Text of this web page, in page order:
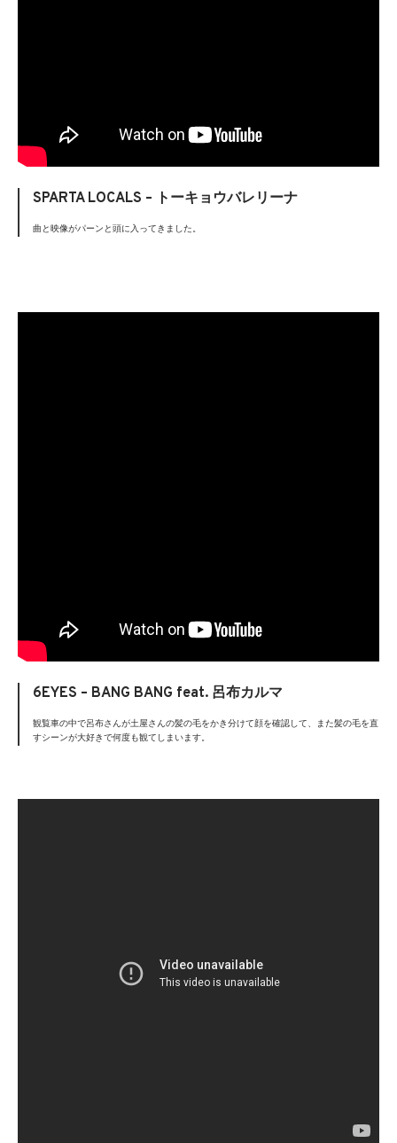
SPARTA LOCALS – トーキョウバレリーナ
曲と映像がパーンと頭に入ってきました。
6EYES – BANG BANG feat. 呂布カルマ
観覧車の中で呂布さんが土屋さんの髪の毛をかき分けて顔を確認して、また髪の毛を直
すシーンが大好きで何度も観てしまいます。